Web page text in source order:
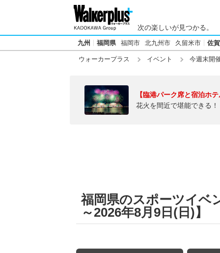
次の楽しいが見つかる。
九州 福岡県 福岡市 北九州市 久留米市 佐
ウォーカープラス イベント 今週末開
【臨港パーク席と宿泊ホ
花火を間近で堪能できる
福岡県のスポーツイベ
～2026年8月9日(日)】